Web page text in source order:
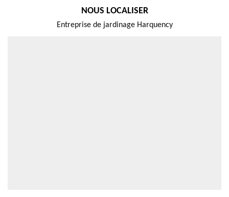
NOUS LOCALISER
Entreprise de jardinage Harquency